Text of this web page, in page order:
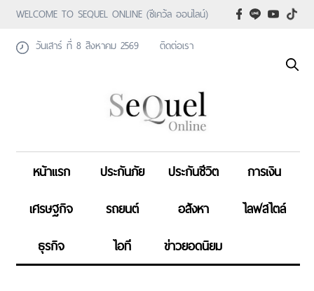
WELCOME TO SEQUEL ONLINE (ซีเคว้ล ออนไลน์)
วันเสาร์ ที่ 8 สิงหาคม 2569
ติดต่อเรา
หน้าแรก ประกันภัย ประกันชีวิต
การเงิน
เศรษฐกิจ
รถยนต์ อสังหา
ไลฟสไตล์
ธุรกิจ
ไอที ข่าวยอดนิยม